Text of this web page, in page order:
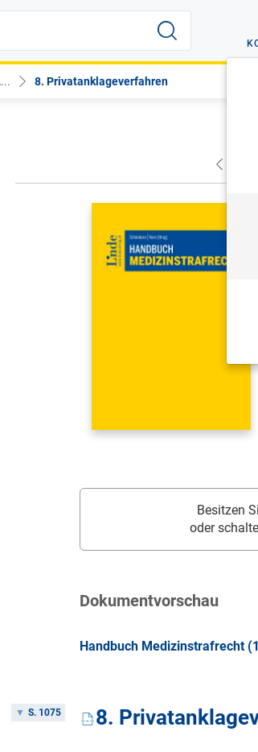
8. Privatanklageverfahren
Besitzen
oder
Dokumentvorschau
Handbuch Medizinstrafrecht
S. 1075 8.